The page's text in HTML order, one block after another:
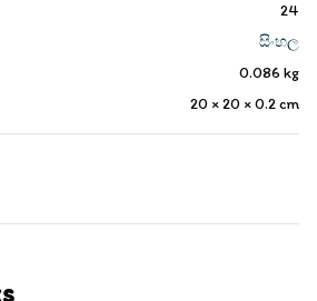
24
සිංහල
0.086 kg
20 × 20 × 0.2cm